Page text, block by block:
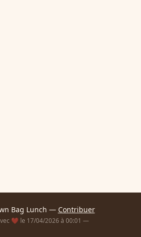
Bag Lunch — Contribuer
❤️ le 17/04/2026 à 00:01 —